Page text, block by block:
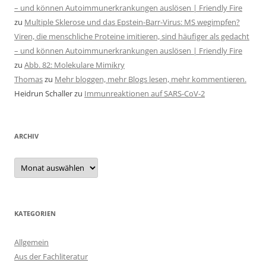
– und können Autoimmunerkrankungen auslösen | Friendly Fire
zu Multiple Sklerose und das Epstein-Barr-Virus: MS wegimpfen?
Viren, die menschliche Proteine imitieren, sind häufiger als gedacht
– und können Autoimmunerkrankungen auslösen | Friendly Fire
zu Abb. 82: Molekulare Mimikry
Thomaszu Mehr bloggen, mehr Blogs lesen, mehr kommentieren.
Heidrun Schallerzu Immunreaktionen auf SARS-CoV-2
ARCHIV
Archiv
KATEGORIEN
Allgemein
Aus der Fachliteratur